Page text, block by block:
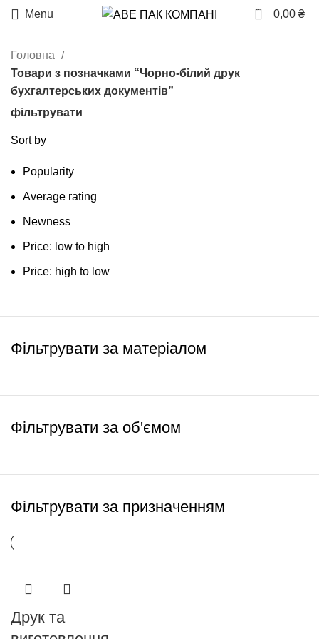
Menu 0 0,00 ₴
Головна
Товари з позначками “Чорно-білий друк
бухгалтерських документів”
фільтрувати
Sort by
Popularity
Average rating
Newness
Price: low to high
Price: high to low
Фільтрувати за матеріалом
Фільтрувати за об'ємом
Фільтрувати за призначенням
Друк та